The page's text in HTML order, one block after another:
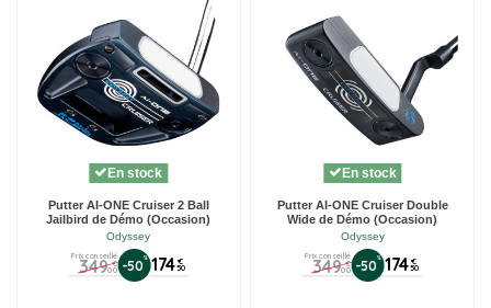
En stock
Putter AI-ONE Cruiser 2 Ball
Jailbird de Démo (Occasion)
Odyssey
Prix conseillé
349 €
00 -50% 174 €
50
En stock
Putter AI-ONE Cruiser Double
Wide de Démo (Occasion)
Odyssey
Prix conseillé
349 €
00 -50% 174 €
50